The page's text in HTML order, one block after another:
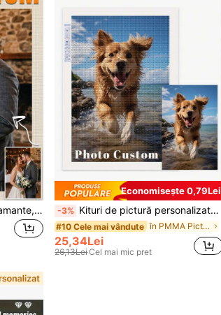
Pictură personalizată cu diamante, diamante complet pătrate/rotunde, aniversare de nuntă, personalizare fotografii personalizate, pictură personalizată cu diamante, cadou de Crăciun, kit de pictură 5D cu diamante - creați artă personalizată uimitoare cu diamante rotunde, surprindeți amintiri prețioase ale celor dragi și peisaje care îți taie respirația
Economisește 0,79Lei
-3% Kituri de pictură personalizate 5D, artă cu diamante DIY personalizată cu propriile tale fotografii, forare completă pentru adulți, câine, prieteni, iubire, perfect pentru decorul camerei, decor de acasă personalizat cu artă cu diamante, întoarcere la școală, cadou personalizat, cadou unic, decor de perete
#10 Cele mai vândute în PMMA Pictură cu diamante personalizată DIY
25,34Lei
26,13LeiCel mai mic pret